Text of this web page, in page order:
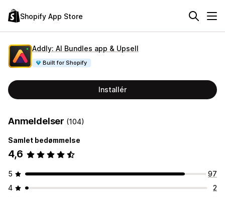
Shopify App Store
Addly: AI Bundles app & Upsell
Built for Shopify
Installér
Anmeldelser (104)
Samlet bedømmelse
4,6
5
97
4
2